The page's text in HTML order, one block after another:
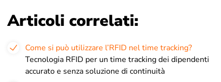
Articoli correlati:
Come si può utilizzare l’RFID nel time tracking?
Tecnologia RFID per un time tracking dei dipendenti
accurato e senza soluzione di continuità